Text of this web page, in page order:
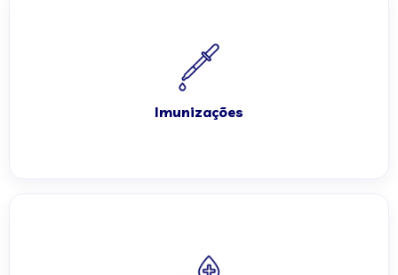
Imunizações